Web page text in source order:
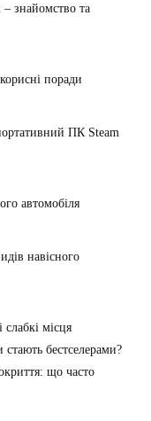
– знайомство та
поради
ПК Steam
автомобіля
навісного
місця
бестселерами?
що часто